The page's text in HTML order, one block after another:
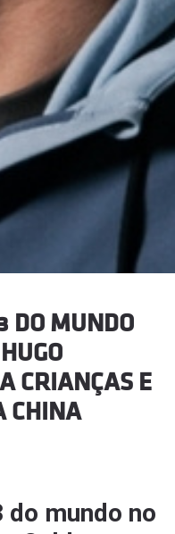
DO MUNDO
CRIANÇAS E
CHINA
do mundo no